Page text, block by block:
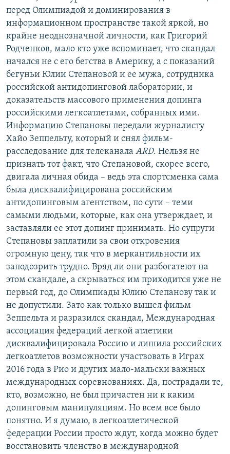
перед Олимпиадой и доминирования в
информационном пространстве такой яркой, но
крайне неоднозначной личности, как Григорий
Родченков, мало кто уже вспоминает, что скандал
начался не с его бегства в Америку, а с показаний
бегуньи Юлии Степановой и ее мужа, сотрудника
российской антидопинговой лаборатории, и
доказательств массового применения допинга
российскими легкоатлетами, собранных ими.
Информацию Степановы передали журналисту
Хайо Зеппельту, который и снял фильм-
расследование для телеканала ARD. Нельзя не
признать тот факт, что Степановой, скорее всего,
двигала личная обида – ведь эта спортсменка сама
была дисквалифицирована российским
антидопинговым агентством, по сути – теми
самыми людьми, которые, как она утверждает, и
заставляли ее этот допинг принимать. Но супруги
Степановы заплатили за свои откровения
огромную цену, так что в меркантильности их
заподозрить трудно. Вряд ли они разбогатеют на
этом скандале, а скрываться им приходится уже не
первый год, до Олимпиады Юлию Степанову так и
не допустили. Зато как только вышел фильм
Зеппельта и разразился скандал, Международная
ассоциация федераций легкой атлетики
дисквалифицировала Россию и лишила российских
легкоатлетов возможности участвовать в Играх
2016 года в Рио и других мало-мальски важных
международных соревнованиях. Да, пострадали те,
кто, возможно, не был причастен ни к каким
допинговым манипуляциям. Но всем все было
понятно. И я думаю, в легкоатлетической
федерации России просто ждут, когда можно будет
восстановить членство в международной